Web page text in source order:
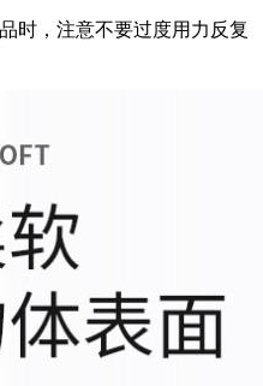
，注意不要过度用力反复